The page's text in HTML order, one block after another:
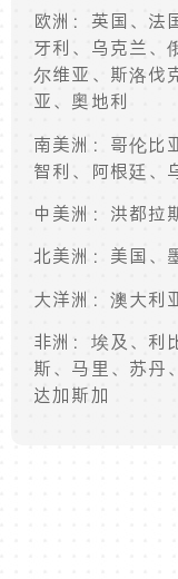
欧洲：英国、法
牙利、乌克兰、
尔维亚、斯洛伐
亚、奥地利
南美洲：哥伦比
智利、阿根廷、
中美洲：洪都拉
北美洲：美国、
大洋洲：澳大利
非洲：埃及、利
斯、马里、苏丹
达加斯加